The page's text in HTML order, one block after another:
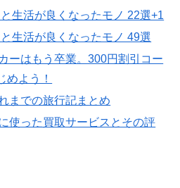
生活が良くなったモノ 22選+1
生活が良くなったモノ 49選
ーはもう卒業。300円割引コー
めよう！
までの旅行記まとめ
使った買取サービスとその評